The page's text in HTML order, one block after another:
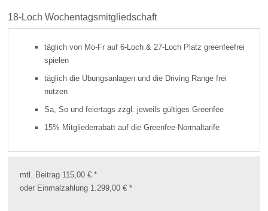
18-Loch Wochentagsmitgliedschaft
täglich von Mo-Fr auf 6-Loch & 27-Loch Platz greenfeefrei
spielen
täglich die Übungsanlagen und die Driving Range frei
nutzen
Sa, So und feiertags zzgl. jeweils gültiges Greenfee
15% Mitgliederrabatt auf die Greenfee-Normaltarife
mtl. Beitrag 115,00 € *
oder Einmalzahlung 1.299,00 € *